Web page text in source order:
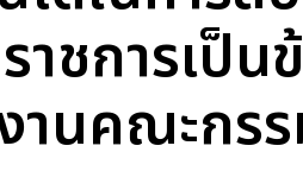
ราชการเป็
านคณะกร